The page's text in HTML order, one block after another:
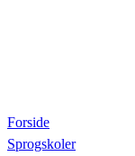
Forside
Sprogskoler